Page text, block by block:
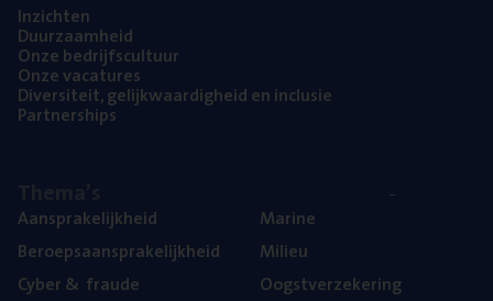
Inzich­ten
Duur­zaam­heid
Onze bedrijfs­cul­tuur
Onze vaca­tu­res
Diver­si­teit, gelijk­waar­dig­heid en inclusie
Part­ner­ships
Aan­spra­ke­lijk­heid
Beroeps­aan­spra­ke­lijk­heid
Cyber& fraude
Mari­ne
Mili­eu
Oogst­ver­ze­ke­ring